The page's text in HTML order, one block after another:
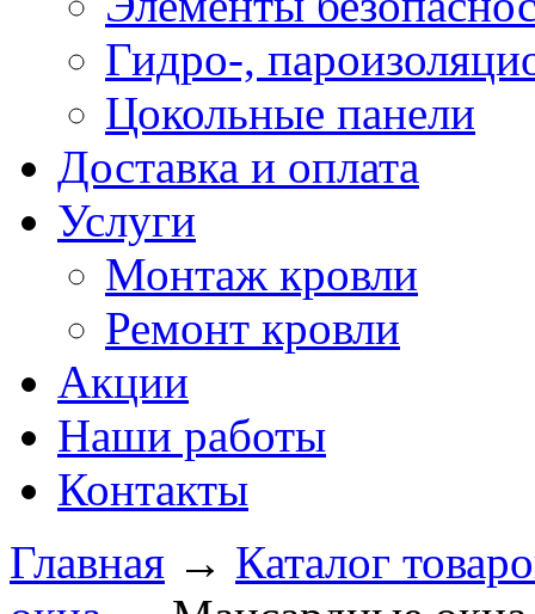
Гидро-,
Цокольные панели
Доставка и оплата
Услуги
Монтаж кровли
Ремонт кровли
Акции
Наши работы
Контакты
Главная → Каталог